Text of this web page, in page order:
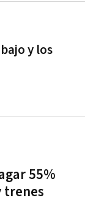
y los
55%
trenes